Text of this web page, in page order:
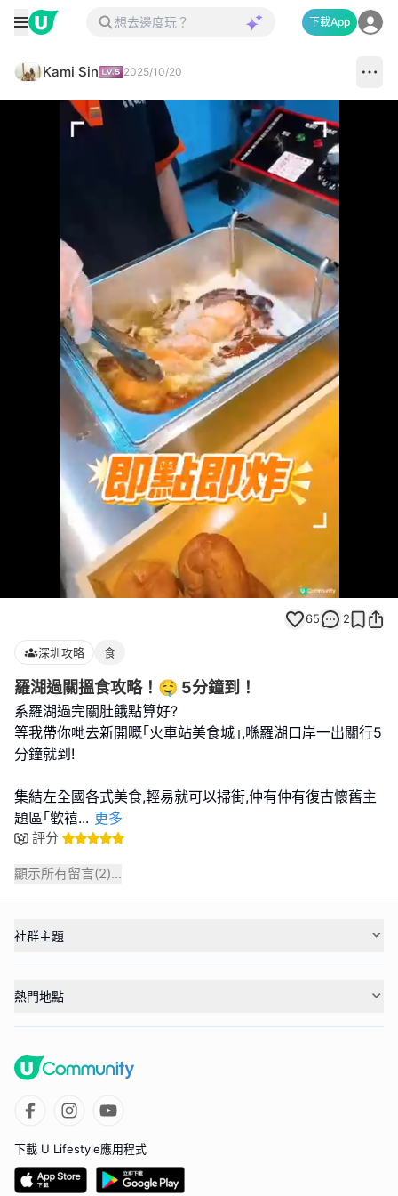
下載App
Kami Sin 2025/10/20
Loaded
100.00%
65 2
深圳攻略 食
羅湖過關搵食攻略！🤤 5分鐘到！
系羅湖過完關肚餓點算好?
等我帶你哋去新開嘅｢火車站美食城｣,喺羅湖口岸一出關行5
分鐘就到!
集結左全國各式美食,輕易就可以掃街,仲有仲有復古懷舊主
題區｢歡禧... 更多
評分
顯示所有留言(2)...
社群主題
熱門地點
下載 U Lifestyle應用程式